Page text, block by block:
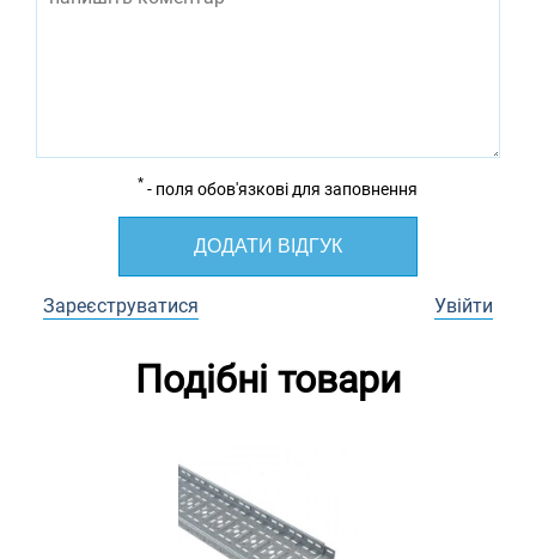
* - поля обов'язкові для заповнення
ДОДАТИ ВІДГУК
Зареєструватися Увійти
Подібні товари